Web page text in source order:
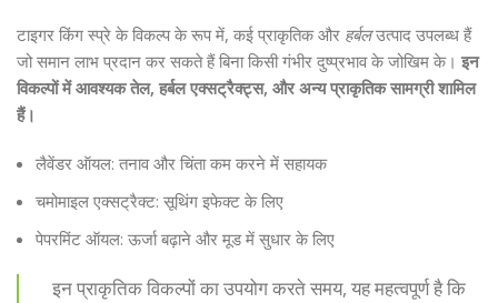
टाइगर किंग स्प्रे के विकल्प के रूप में, कई प्राकृतिक और हर्बलउत्पाद उपलब्ध हैं
जो समान लाभ प्रदान कर सकते हैं बिना किसी गंभीर दुष्प्रभाव के जोखिम के। इन
विकल्पों में आवश्यक तेल, हर्बल एक्सट्रैक्ट्स, और अन्य प्राकृतिक सामग्री शामिल
हैं।
लैवेंडर ऑयल: तनाव और चिंता कम करने में सहायक
चमोमाइल एक्सट्रैक्ट: सूथिंग इफेक्ट के लिए
पेपरमिंट ऑयल: ऊर्जा बढ़ाने और मूड में सुधार के लिए
इन प्राकृतिक विकल्पों का उपयोग करते समय, यह महत्वपूर्ण है कि